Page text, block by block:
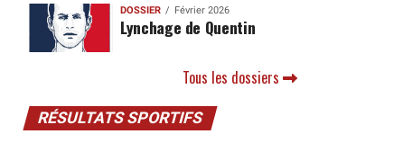
DOSSIER Février 2026
Lynchage de Quentin
Tous les dossiers
RÉSULTATS SPORTIFS